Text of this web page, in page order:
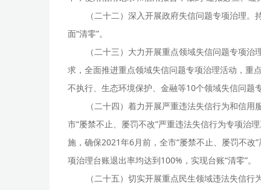
（二十二）深入开展政府失信问题专项治理
面“清零”。
（二十三）大力开展重点领域失信问题专项
求，全面推进重点领域失信问题专项治理活动，重
不执行、生态环境保护、金融等10个领域失信问题
（二十四）着力开展严重违法失信行为和信
市“屡禁不止、屡罚不改”严重违法失信行为专项治
施，确保2021年6月前，全市“屡禁不止、屡罚不
项治理台账退出率均达到100%，实现台账“清零”。
（二十五）切实开展重点民生领域违法失信